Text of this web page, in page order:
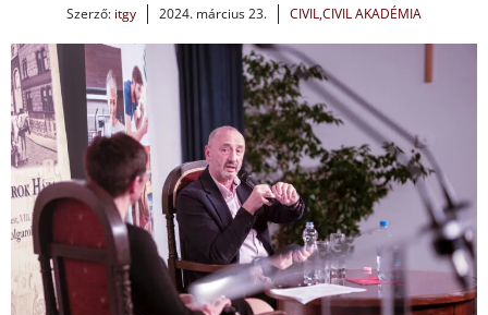
Szerző: itgy 2024. március 23. CIVIL,CIVIL AKADÉMIA